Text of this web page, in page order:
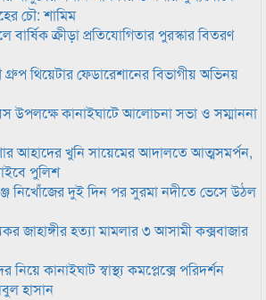
চৌ: শামিম
বার্ষিক ক্রীড়া প্রতিযোগিতার পুরস্কার বিতরণ
গ্রুপ থিয়েটার ফেডারেশানের বিভাগীয় অভিনয়
উপলক্ষে কানাইঘাটে আলোচনা সভা ও সম্মাননা
আহাদের খুনি সায়েমের আদালতে আত্মসমর্পন,
পুলিশ
নিখোঁজের দুই দিন পর সুরমা নদীতে ভেসে উঠল
জাহাঙ্গীর হত্যা মামলার ৩ আসামী কক্সবাজার
নিয়ে কানাইঘাট স্বাস্থ্য কমপ্লেক্সে পরিদর্শন
হাসান